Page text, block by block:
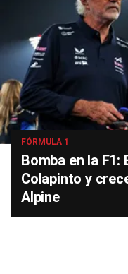
FÓRMULA 1
Bomba en la
Colapinto y
Alpine